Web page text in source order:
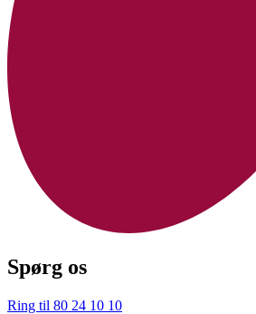
Spørg os
Ring til 80 24 10 10